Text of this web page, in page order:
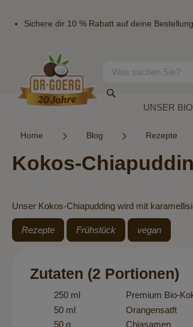
Sichere dir 10 % Rabatt auf deine Bestellung
Inhalt
Suche
UNSER
Home Blog Rezepte
Kokos-
Unser Kokos-Chiapudding wird mit
Rezepte Frühstück vegan
Zutaten (2 Portionen)
250 ml
Premium Bio-
50 ml
Orangensatft
50 g
Chiasamen